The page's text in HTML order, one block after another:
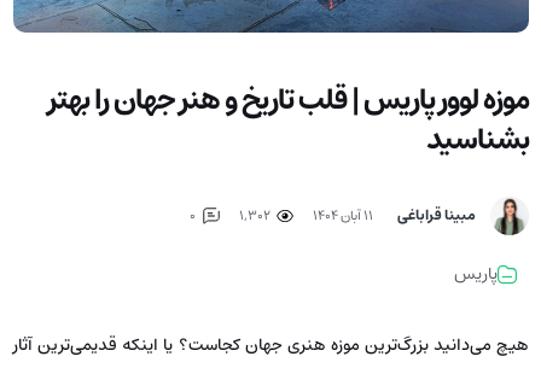
موزه لوور پاریس | قلب تاریخ و هنر جهان را بهتر
بشناسید
مبینا قراباغی ۱۱ آبان ۱۴۰۴ 1,302
پاریس
هیچ می‌دانید بزرگ‌ترین موزه هنری جهان کجاست؟ یا اینکه قدیمی‌ترین آثار